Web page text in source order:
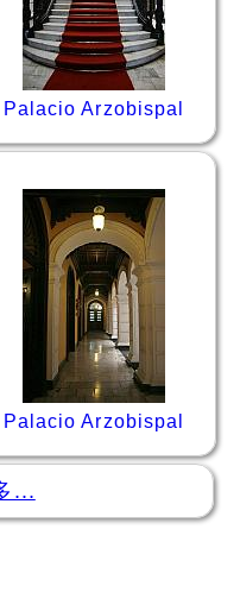
Palacio Arzobispal
Palacio Arzobispal
...